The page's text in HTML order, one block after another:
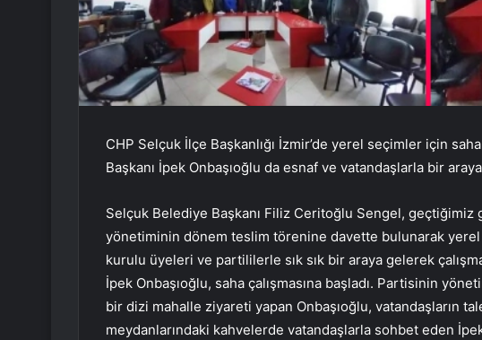
CHP Selçuk İlçe Başkanlığı İzmir’de yerel seçimler için
Başkanı İpek Onbaşıoğlu da esnaf ve vatandaşlarla bir
Selçuk Belediye Başkanı Filiz Ceritoğlu Sengel,
yönetiminin dönem teslim törenine davette bulunarak yerel
kurulu üyeleri ve partililerle sık sık bir araya gelerek
İpek Onbaşıoğlu, saha çalışmasına başladı. Partisinin
bir dizi mahalle ziyareti yapan Onbaşıoğlu, vatandaşların
meydanlarındaki kahvelerde vatandaşlarla sohbet eden